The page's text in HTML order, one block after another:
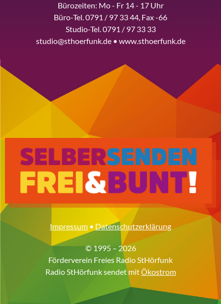
Bürozeiten: Mo - Fr 14 - 17 Uhr
Büro-Tel. 0791 / 97 33 44, Fax -66
Studio-Tel. 0791 / 97 33 33
studio@sthoerfunk.de • www.sthoerfunk.de
Impressum • Datenschutzerklärung
© 1995 – 2026
Förderverein Freies Radio StHörfunk
Radio StHörfunk sendet mitÖkostrom